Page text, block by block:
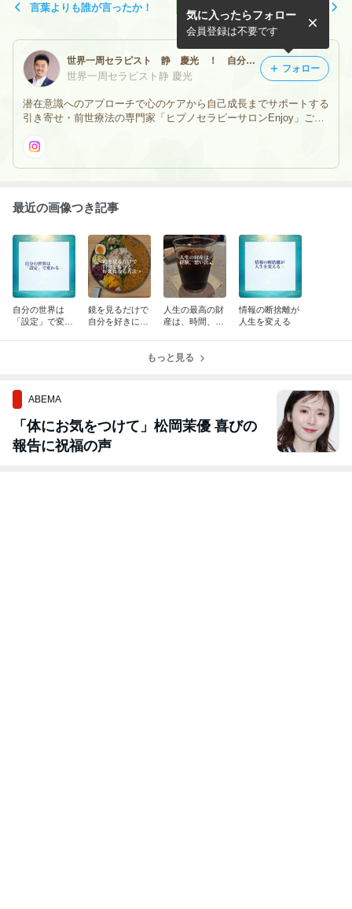
言葉よりも誰が言ったか！ 幸せを引き寄せる秘訣！
世界一周セラピスト 静 慶光 ！ 自分の前世を思い出せる前世療法（ヒプノセラピー）！ 前世療法の専門家！
世界一周セラピスト静 慶光
潜在意識へのアプローチで心のケアから自己成長までサポートする
引き寄せ・前世療法の専門家「ヒプノセラピーサロンEnjoy」ご予
（完全予約制）※当面の間オンラインセッションのみの対応。
気に入ったらフォロー
会員登録は不要です
フォロー
最近の画像つき記事
自分の世界は
「設定」で変わ
鏡を見るだけで
自分を好きにな
人生の最高の財
産は、時間、経
情報の断捨離が
人生を変える
もっと見る
ABEMA
「体にお気をつけて」松岡茉優 喜びの
報告に祝福の声